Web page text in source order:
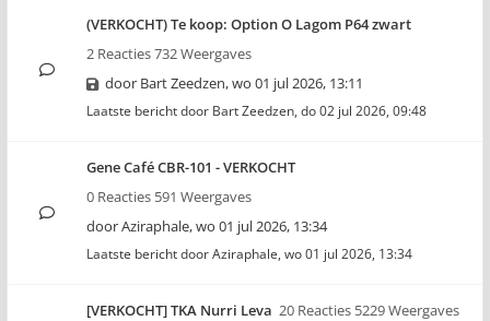
(VERKOCHT) Te koop: Option O Lagom P64 zwart
2 Reacties 732 Weergaves
door Bart Zeedzen,wo 01 jul 2026, 13:11
Laatste bericht door Bart Zeedzen, do 02 jul 2026, 09:48
Gene Café CBR-101 - VERKOCHT
0 Reacties 591 Weergaves
doorAziraphale,wo 01 jul 2026, 13:34
Laatste bericht doorAziraphale, wo 01 jul 2026, 13:34
[VERKOCHT] TKA Nurri Leva 20 Reacties 5229 Weergaves